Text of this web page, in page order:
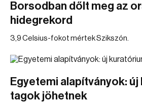
Borsodban dőlt meg az
hidegrekord
3,9 Celsius-fokot mértek Szikszón.
Egyetemi alapítványok:
tagok jöhetnek